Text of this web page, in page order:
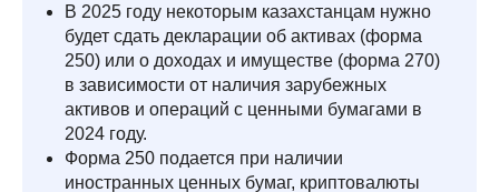
В 2025 году некоторым казахстанцам нужно
будет сдать декларации об активах (форма
250) или о доходах и имуществе (форма 270)
в зависимости от наличия зарубежных
активов и операций с ценными бумагами в
2024 году.
Форма 250 подается при наличии
иностранных ценных бумаг, криптовалюты